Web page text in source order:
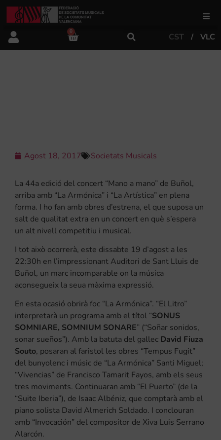
FSMCV
Tenda
0
CST VLC
Agost 18, 2017 Societats Musicals
La 44a edició del concert “Mano a mano” de Buñol,
arriba amb “La Armónica” i “La Artística” en plena
forma. I ho fan amb obres d’estrena, el que suposa un
salt de qualitat extra en un concert en què s’espera
un alt nivell competitiu i musical.
I tot això ocorrerà, este dissabte 19 d’agost a les
22:30h en l’impressionant Auditori de Sant Lluis de
Buñol, un marc incomparable on la música
aconsegueix la seua màxima expressió.
En esta ocasió obrirà foc “La Armónica”. “El Litro”
interpretarà un programa amb el títol “SONUS
SOMNIARE, SOMNIUM SONARE” (“Soñar sonidos,
sonar sueños”). Amb la batuta del gallec David Fiuza
Souto, posaran al faristol les obres “Tempus Fugit”
del bunyolenc i músic de “La Armónica” Santi Miguel;
“Vivencias” de Francisco Tamarit Fayos, amb els seus
tres moviments. Continuaran amb “El Puerto” (de la
“Suite Iberia”), de Isaac Albéniz, que comptarà amb el
piano solista David Almerich Soldado. I conclouran
amb “Invocación” del compositor de Xiva Luis Serrano
Alarcón.